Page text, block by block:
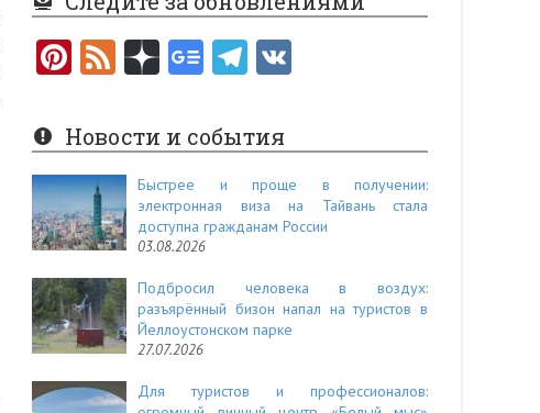
Pi
er
es
t
F
e
d
Новости и события
Быстрее и проще в получении:
электронная виза на Тайвань стала
доступна гражданам России
03.08.2026
Подбросил человека в воздух:
разъярённый бизон напал на туристов в
Йеллоустонском парке
27.07.2026
Для туристов и профессионалов: